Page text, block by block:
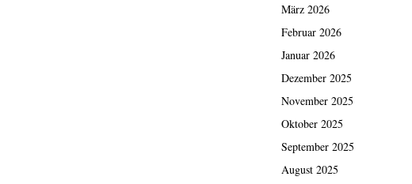
März 2026
Februar 2026
Januar 2026
Dezember 2025
November 2025
Oktober 2025
September 2025
August 2025